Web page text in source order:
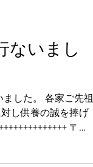
ないまし
した。 各家ご先祖
し供養の誠を捧げ
〒